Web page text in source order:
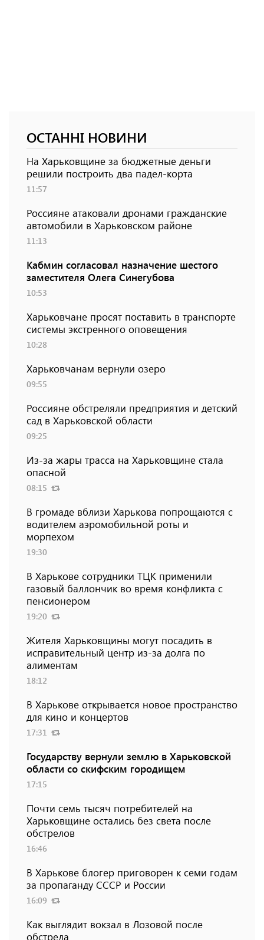
ОСТАННІ НОВИНИ
На Харьковщине за бюджетные деньги
решили построить два падел-корта
11:57
Россияне атаковали дронами гражданские
автомобили в Харьковском районе
11:13
Кабмин согласовал назначение шестого
заместителя Олега Синегубова
10:53
Харьковчане просят поставить в транспорте
системы экстренного оповещения
10:28
Харьковчанам вернули озеро
09:55
Россияне обстреляли предприятия и детский
сад в Харьковской области
09:25
Из-за жары трасса на Харьковщине стала
опасной
08:15
В громаде вблизи Харькова попрощаются с
водителем аэромобильной роты и
морпехом
19:30
В Харькове сотрудники ТЦК применили
газовый баллончик во время конфликта с
пенсионером
19:20
Жителя Харьковщины могут посадить в
исправительный центр из-за долга по
алиментам
18:12
В Харькове открывается новое пространство
для кино и концертов
17:31
Государству вернули землю в Харьковской
области со скифским городищем
17:15
Почти семь тысяч потребителей на
Харьковщине остались без света после
обстрелов
16:46
В Харькове блогер приговорен к семи годам
за пропаганду СССР и России
16:09
Как выглядит вокзал в Лозовой после
обстрела